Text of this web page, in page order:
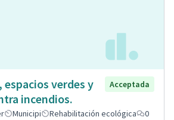
verdes y
incendios.
Acceptada
Municipi Rehabilitación ecológica
0